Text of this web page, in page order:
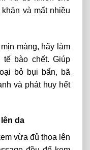
và mất nhiều
màng, hãy làm
bào chết. Giúp
bỏ bụi bẩn, bã
và phát huy hết
da
vừa đủ thoa lên